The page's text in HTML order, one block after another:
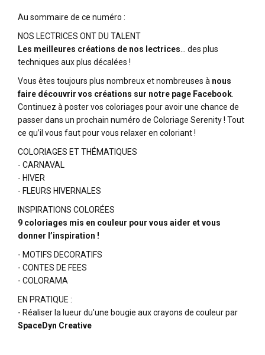
Au sommaire de ce numéro :
NOS LECTRICES ONT DU TALENT
Les meilleures créations de nos lectrices … des plus
techniques aux plus décalées !
Vous êtes toujours plus nombreux et nombreuses à nous
faire découvrir vos créations sur notre page Facebook
Continuez à poster vos coloriages pour avoir une chance de
passer dans un prochain numéro de Coloriage Serenity ! Tout
ce qu’il vous faut pour vous relaxer en coloriant !
COLORIAGES ET THÉMATIQUES
- CARNAVAL
- HIVER
- FLEURS HIVERNALES
INSPIRATIONS COLORÉES
9 coloriages mis en couleur pour vous aider et vous
donner l’inspiration !
- MOTIFS DECORATIFS
- CONTES DE FEES
- COLORAMA
EN PRATIQUE :
- Réaliser la lueur du'une bougie aux crayons de couleur par
SpaceDyn Creative